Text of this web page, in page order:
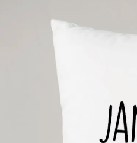
2 dans la vue de galerie